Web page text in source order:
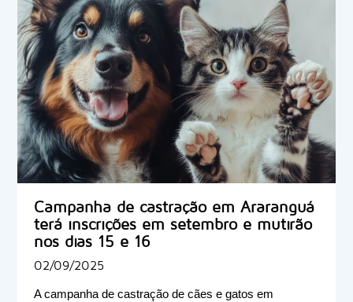
Campanha de castração em Araranguá
terá inscrições em setembro e mutirão
nos dias 15 e 16
02/09/2025
A campanha de castração de cães e gatos em